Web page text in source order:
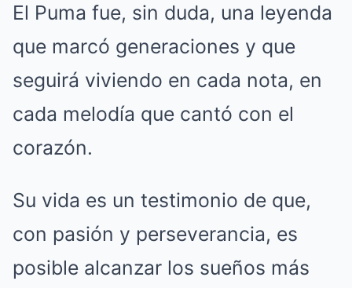
El Puma fue, sin duda, una leyenda
que marcó generaciones y que
seguirá viviendo en cada nota, en
cada melodía que cantó con el
corazón.
Su vida es un testimonio de que,
con pasión y perseverancia, es
posible alcanzar los sueños más